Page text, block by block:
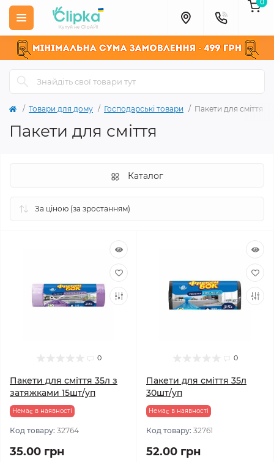
Товари для дому Господарські товари Пакети для сміття
Пакети для сміття
Каталог
0
Пакети для сміття 35л з
затяжками 15шт/уп
Немає в наявності
Код товару: 32764
35.00 грн
0
Пакети для сміття 35л
30шт/уп
Немає в наявності
Код товару: 32761
52.00 грн